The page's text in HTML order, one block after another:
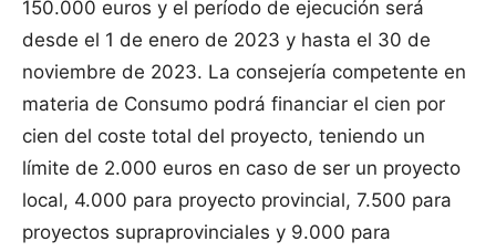
150.000 euros y el período de ejecución será
desde el 1 de enero de 2023 y hasta el 30 de
noviembre de 2023. La consejería competente en
materia de Consumo podrá financiar el cien por
cien del coste total del proyecto, teniendo un
límite de 2.000 euros en caso de ser un proyecto
local, 4.000 para proyecto provincial, 7.500 para
proyectos supraprovinciales y 9.000 para